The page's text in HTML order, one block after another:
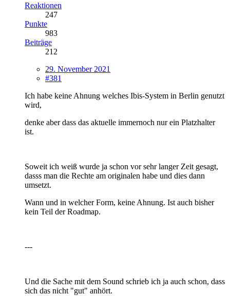
Reaktionen
247
Punkte
983
Beiträge
212
29. November 2021
#381
Ich habe keine Ahnung welches Ibis-System in Berlin genutzt
wird,
denke aber dass das aktuelle immernoch nur ein Platzhalter
ist.
Soweit ich weiß wurde ja schon vor sehr langer Zeit gesagt,
dasss man die Rechte am originalen habe und dies dann
umsetzt.
Wann und in welcher Form, keine Ahnung. Ist auch bisher
kein Teil der Roadmap.
---
Und die Sache mit dem Sound schrieb ich ja auch schon, dass
sich das nicht "gut" anhört.